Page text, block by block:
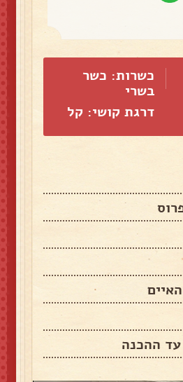
כשרות: כשר
בשרי
דרגת קושי: קל
ההכנה